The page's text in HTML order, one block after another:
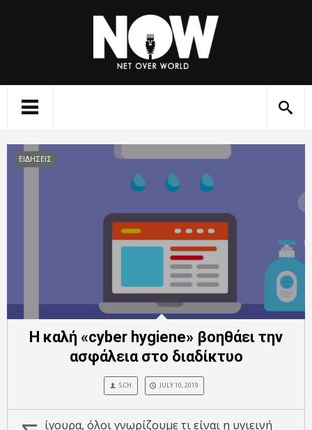
ΕΙΔΗΣΕΙΣ
Η καλή «cyber hygiene» βοηθάει την
ασφάλεια στο διαδίκτυο
S.CH. JULY 10, 2019
ίγουρα, όλοι γνωρίζουμε τι είναι η υγιεινή